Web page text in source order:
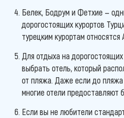
Белек, Бодрум и Фетхие —
дорогостоящих курортов
турецким курортам
Для отдыха на
выбрать отель, который
от пляжа. Даже если до
многие отели предоставляют
Если вы не любители